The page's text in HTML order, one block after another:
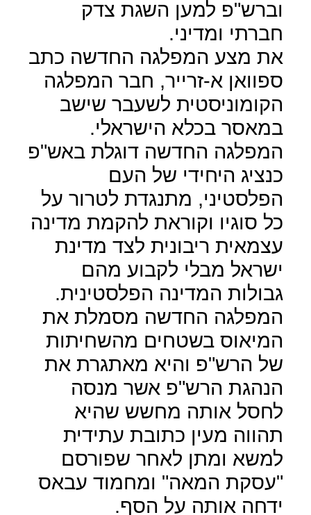
וברש"פ למען השגת צדק
חברתי ומדיני.
את מצע המפלגה החדשה כתב
ספוואן א-זרייר, חבר המפלגה
הקומוניסטית לשעבר שישב
במאסר בכלא הישראלי.
המפלגה החדשה דוגלת באש"פ
כנציג היחידי של העם
הפלסטיני, מתנגדת לטרור על
כל סוגיו וקוראת להקמת מדינה
עצמאית ריבונית לצד מדינת
ישראל מבלי לקבוע מהם
גבולות המדינה הפלסטינית.
המפלגה החדשה מסמלת את
המיאוס בשטחים מהשחיתות
של הרש"פ והיא מאתגרת את
הנהגת הרש"פ אשר מנסה
לחסל אותה מחשש שהיא
תהווה מעין כתובת עתידית
למשא ומתן לאחר שפורסם
"עסקת המאה" ומחמוד עבאס
ידחה אותה על הסף.